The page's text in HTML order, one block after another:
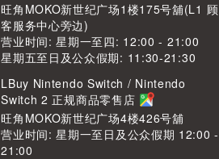
旺角MOKO新世纪广场1楼175号舖(L1 顾
客服务中心旁边)
营业时间: 星期一至四: 12:00 - 21:00
星期五至日及公众假期: 11:30-21:30
LBuy Nintendo Switch / Nintendo
Switch 2 正规商品零售店
旺角MOKO新世纪广场4楼426号舖
营业时间: 星期一至日及公众假期 12:00 -
21:00